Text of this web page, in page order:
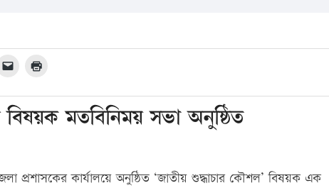
মতবিনিময় সভা অনুষ্ঠিত
প্রশাসকের কার্যালয়ে অনুষ্ঠিত ‘জাতীয় শুদ্ধাচার কৌশল’ বিষয়ক এক